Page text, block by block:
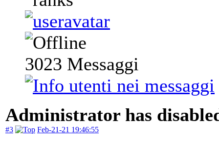
3023 Messaggi
Administrator has
#3 Feb-21-21 19:46:55